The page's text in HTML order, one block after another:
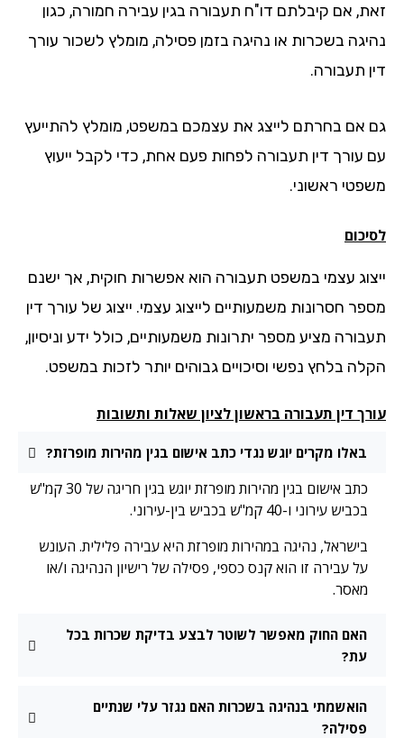
אם קיבלתם דו"ח תעבורה בגין עבירה חמורה, כגון
בשכרות או נהיגה בזמן פסילה, מומלץ לשכור עורך
תעבורה.
אם בחרתם לייצג את עצמכם במשפט, מומלץ להתייעץ
עורך דין תעבורה לפחות פעם אחת, כדי לקבל ייעוץ
ראשוני.
עצמי במשפט תעבורה הוא אפשרות חוקית, אך ישנם
חסרונות משמעותיים לייצוג עצמי. ייצוג של עורך דין
מציע מספר יתרונות משמעותיים, כולל ידע וניסיון,
בלחץ נפשי וסיכויים גבוהים יותר לזכות במשפט.
דין תעבורה בראשון לציון שאלות ותשובות
באלו מקרים יוגש נגדי כתב אישום בגין מהירות מופרזת?
כתב אישום בגין מהירות מופרזת יוגש בגין חריגה של 30 קמ"ש
בכביש עירוני ו-40 קמ"ש בכביש בין-עירוני.
בישראל, נהיגה במהירות מופרזת היא עבירה פלילית. העונש
על עבירה זו הוא קנס כספי, פסילה של רישיון הנהיגה ו/או
מאסר.
האם החוק מאפשר לשוטר לבצע בדיקת שכרות בכל
הואשמתי בנהיגה בשכרות האם נגזר עלי שנתיים
פסילה?